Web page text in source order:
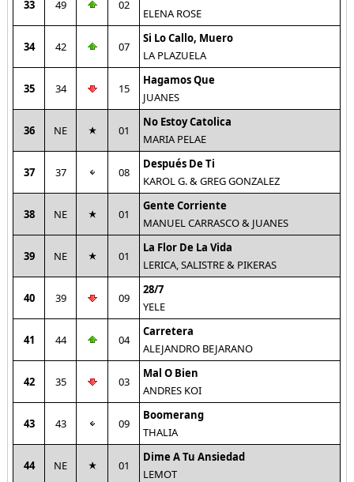
33 49 02
ELENA ROSE
34 42 07
Si Lo Callo, Muero
LA PLAZUELA
35 34 15
Hagamos Que
JUANES
36 NE 01
No Estoy Catolica
MARIA PELAE
37 37 08
Después De Ti
KAROL G. & GREG GONZALEZ
38 NE 01
Gente Corriente
MANUEL CARRASCO & JUANES
39 NE 01
La Flor De La Vida
LERICA, SALISTRE & PIKERAS
40 39 09
28/7
YELE
41 44 04
Carretera
ALEJANDRO BEJARANO
42 35 03
Mal O Bien
ANDRES KOI
43 43 09
Boomerang
THALIA
44 NE 01
Dime A Tu Ansiedad
LEMOT